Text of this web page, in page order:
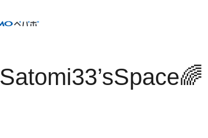
Satomi33’sSpace🌈